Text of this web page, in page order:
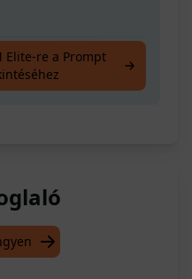
könnyebben a
Elite-re a Prompt